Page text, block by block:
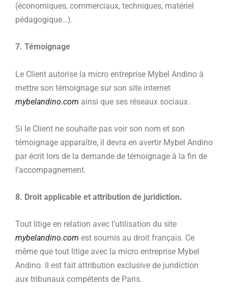
(économiques, commerciaux, techniques, matériel
pédagogique…).
7. Témoignage
Le Client autorise la micro entreprise Mybel Andino à
mettre son témoignage sur son site internet
mybelandino.com ainsi que ses réseaux sociaux.
Si le Client ne souhaite pas voir son nom et son
témoignage apparaître, il devra en avertir Mybel Andino
par écrit lors de la demande de témoignage à la fin de
l’accompagnement.
8. Droit applicable et attribution de juridiction.
Tout litige en relation avec l’utilisation du site
mybelandino.com est soumis au droit français. Ce
même que tout litige avec la micro entreprise Mybel
Andino. Il est fait attribution exclusive de juridiction
aux tribunaux compétents de Paris.